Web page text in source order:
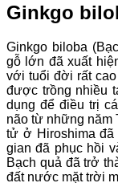
Ginkgo
Ginkgo biloba
gỗ lớn đã xuất
với tuổi đời rất
được trồng nhiều
dụng để điều trị
não từ những năm
tử ở Hiroshima
gian đã phục hồi
Bạch quả đã trở
đất nước mặt trời